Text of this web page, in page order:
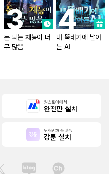
돈 되는 재능이 너
무 많음
내 뚝배기에 날아
든 AI
원스토어에서
완전판 설치
무협만화 플랫폼
강툰 설치